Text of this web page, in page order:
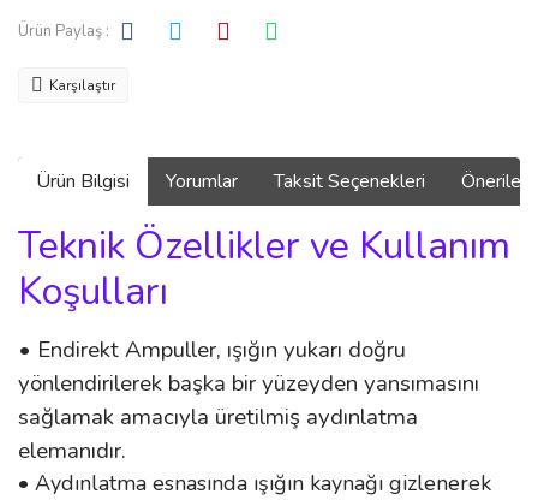
Ürün Paylaş :
Karşılaştır
Ürün Bilgisi Yorumlar Taksit Seçenekleri
Teknik Özellikler ve Kullanım
Koşulları
• Endirekt Ampuller, ışığın yukarı doğru
yönlendirilerek başka bir yüzeyden yansımasını
sağlamak amacıyla üretilmiş aydınlatma
elemanıdır.
• Aydınlatma esnasında ışığın kaynağı gizlenerek